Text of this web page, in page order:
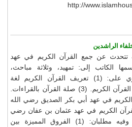
http://
الراشدين
تتحدث عن جمع القرآن الكريم في عهد
الكاتب إلى: تمهيد، وثلاثة مباحث،
وخاتمة. أما التمهيد: فيحتوي على: (1) تعريف القرآن الكريم لغة
واصطلاحاً. (2) مفهوم جمع القرآن الكريم. (3) صلة القرآن بالقراءات.
في عهد أبي بكر الصديق رضي الله
الكريم في عهد عثمان بن عفان رضي
الله عنه. المبحث الثالث: وفيه مطلبان: (1) الفروق المميزة بين